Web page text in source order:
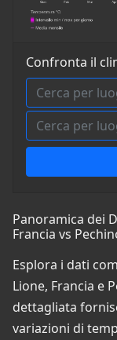
Confronta il
Panoramica dei
Francia vs
Esplora i dati
Lione, Francia e
dettagliata
variazioni di